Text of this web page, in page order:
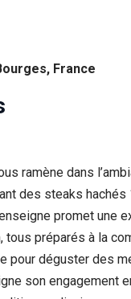
France
ramène dans
des steaks
promet une
préparés à la
pour déguster des
son